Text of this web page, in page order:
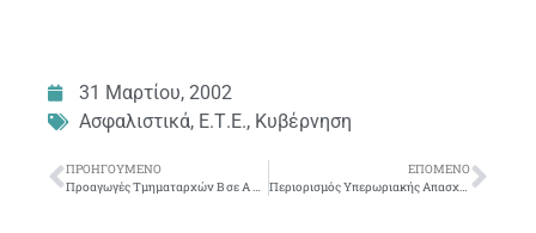
31 Μαρτίου, 2002
Ασφαλιστικά, Ε.Τ.Ε., Κυβέρνηση
ΠΡΟΗΓΟΎΜΕΝΟ
Προαγωγές Τμηματαρχών Β σε Α στην Ε.Τ.Ε.
ΕΠΌΜΕΝΟ
Περιορισμός Υπερωριακής Απασχόλησης